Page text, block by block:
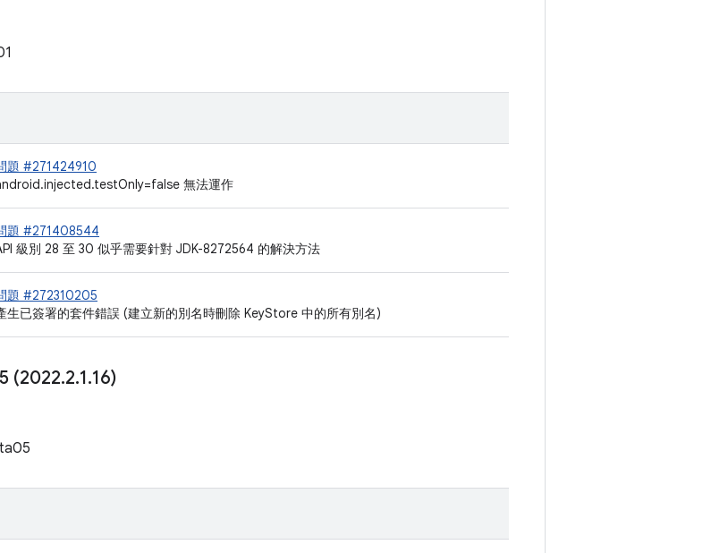
題 #271424910
無法運作
題 #271408544
級別 28 至 30 似乎需要針對 JDK-8272564 的解決方法
題 #272310205
生已簽署的套件錯誤 (建立新的別名時刪除 KeyStore 中的所有別名)
(2022.2.1.16)